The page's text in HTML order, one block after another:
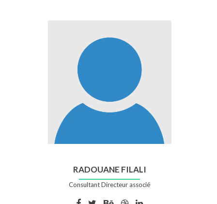
RADOUANE FILALI
Consultant Directeur associé